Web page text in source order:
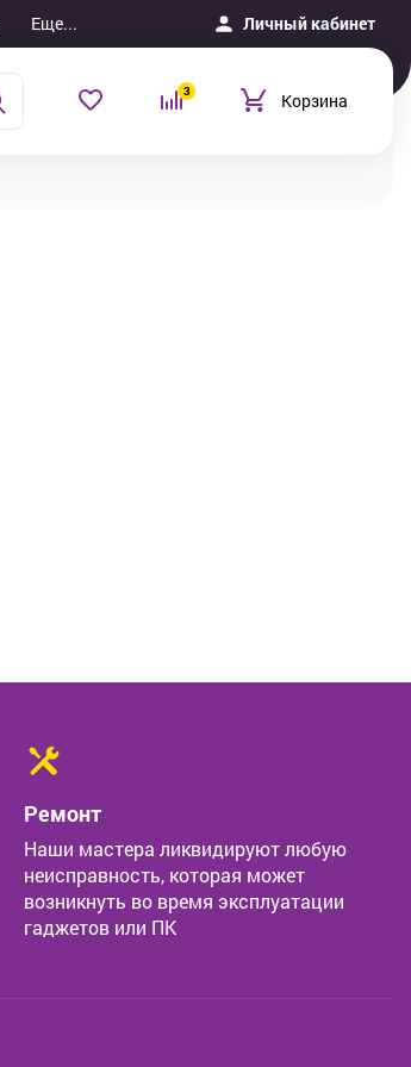
Еще... Личный кабинет
3 Корзина
Ремонт
Наши мастера ликвидируют любую
неисправность, которая может
возникнуть во время эксплуатации
гаджетов или ПК